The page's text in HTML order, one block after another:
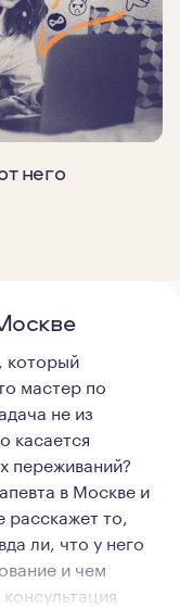
него
который
мастер по
не из
касается
переживаний?
в Москве и
расскажет то,
ли, что у него
и чем